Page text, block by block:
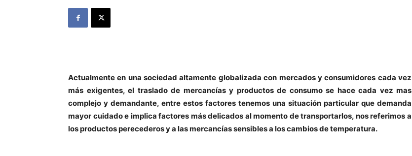
Actualmente en una sociedad altamente globalizada con mercados y consumidores cada vez
más exigentes, el traslado de mercancías y productos de consumo se hace cada vez mas
complejo y demandante, entre estos factores tenemos una situación particular que demanda
mayor cuidado e implica factores más delicados al momento de transportarlos, nos referimos a
los productos perecederos y a las mercancías sensibles a los cambios de temperatura.